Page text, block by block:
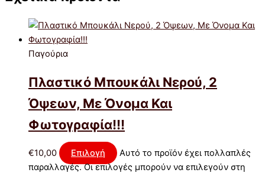
Παγούρια
Πλαστικό Μπουκάλι Νερού, 2
Όψεων, Με Όνομα Και
Φωτογραφία!!!
€10,00 Επιλογή
Αυτό το προϊόν έχει πολλαπλές
παραλλαγές. Οι επιλογές μπορούν να επιλεγούν στη